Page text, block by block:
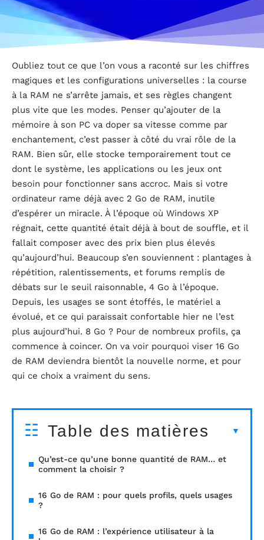
Oubliez tout ce que l’on vous a raconté sur les chiffres
magiques et les configurations universelles : la course
à la RAM ne s’arrête jamais, et ses règles changent
plus vite que les modes. Penser qu’ajouter de la
mémoire à son PC va doper sa vitesse comme par
enchantement, c’est passer à côté du vrai rôle de la
RAM. Bien sûr, elle stocke temporairement tout ce
dont le système, les applications ou les jeux ont
besoin pour fonctionner sans accroc. Mais si votre
ordinateur rame déjà avec 2 Go de RAM, inutile
d’espérer un miracle. À l’époque où Windows XP
régnait, cette quantité était déjà à bout de souffle, et il
fallait composer avec des prix bien plus élevés
qu’aujourd’hui. Beaucoup s’en souviennent : plantages à
répétition, ralentissements, et forums remplis de
débats sur le seuil raisonnable, 4 Go à l’époque.
Depuis, les usages se sont étoffés, le matériel a
évolué, et ce qui paraissait confortable hier ne l’est
plus aujourd’hui. 8 Go ? Pour de nombreux profils, ça
commence à coincer. On va voir pourquoi viser 16 Go
de RAM deviendra bientôt la nouvelle norme, et pour
qui ce choix a vraiment du sens.
Table des matières
Qu’est-ce qu’une bonne quantité de RAM… et
comment la choisir ?
16 Go de RAM : pour quels profils, quels usages
?
16 Go de RAM : l’expérience utilisateur à la